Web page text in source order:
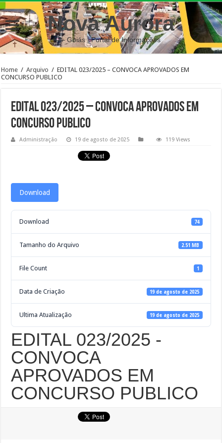
Nova Aurora
– Goiás | Portal de Informações
Home / Arquivo / EDITAL 023/2025 – CONVOCA APROVADOS EM
CONCURSO PUBLICO
EDITAL 023/2025 – CONVOCA APROVADOS EM
CONCURSO PUBLICO
Administração 19 de agosto de 2025 119 Views
Download
Download 74
Tamanho do Arquivo 2.51 MB
File Count 1
Data de Criação 19 de agosto de 2025
Ultima Atualização 19 de agosto de 2025
EDITAL 023/2025 -
CONVOCA
APROVADOS EM
CONCURSO PUBLICO